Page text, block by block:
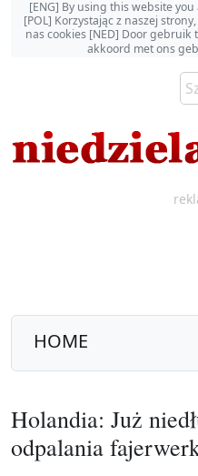
[ENG] By using this website
[POL] Korzystając z naszej
nas cookies [NED] Door
akkoord met ons
HOME
Holandia: Już
odpalania